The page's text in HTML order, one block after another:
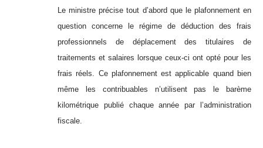
Le ministre précise tout d’abord que le plafonnement en
question concerne le régime de déduction des frais
professionnels de déplacement des titulaires de
traitements et salaires lorsque ceux-ci ont opté pour les
frais réels. Ce plafonnement est applicable quand bien
même les contribuables n’utilisent pas le barème
kilométrique publié chaque année par l’administration
fiscale.